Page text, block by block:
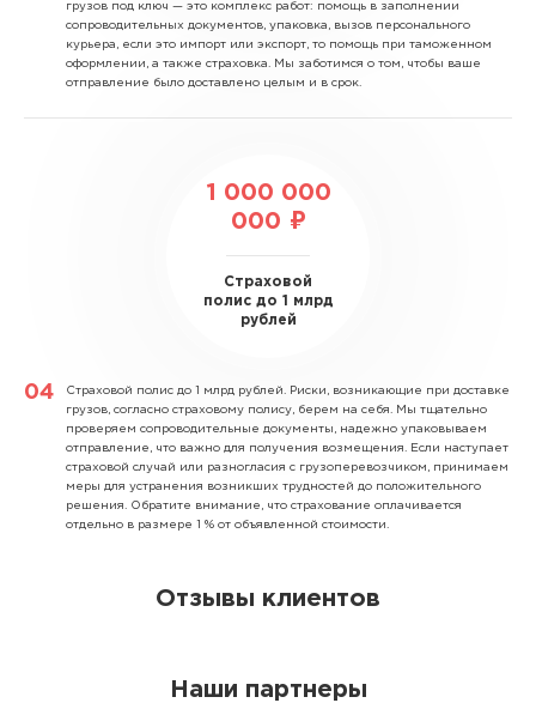
грузов под ключ — это комплекс работ: помощь в заполнении
сопроводительных документов, упаковка, вызов персонального
курьера, если это импорт или экспорт, то помощь при таможенном
оформлении, а также страховка. Мы заботимся о том, чтобы ваше
отправление было доставлено целым и в срок.
1 000 000
000 ₽
Страховой
полис до 1 млрд
рублей
Страховой полис до 1 млрд рублей. Риски, возникающие при доставке
грузов, согласно страховому полису, берем на себя. Мы тщательно
проверяем сопроводительные документы, надежно упаковываем
отправление, что важно для получения возмещения. Если наступает
страховой случай или разногласия с грузоперевозчиком, принимаем
меры для устранения возникших трудностей до положительного
решения. Обратите внимание, что страхование оплачивается
отдельно в размере 1 % от объявленной стоимости.
Отзывы клиентов
Наши партнеры